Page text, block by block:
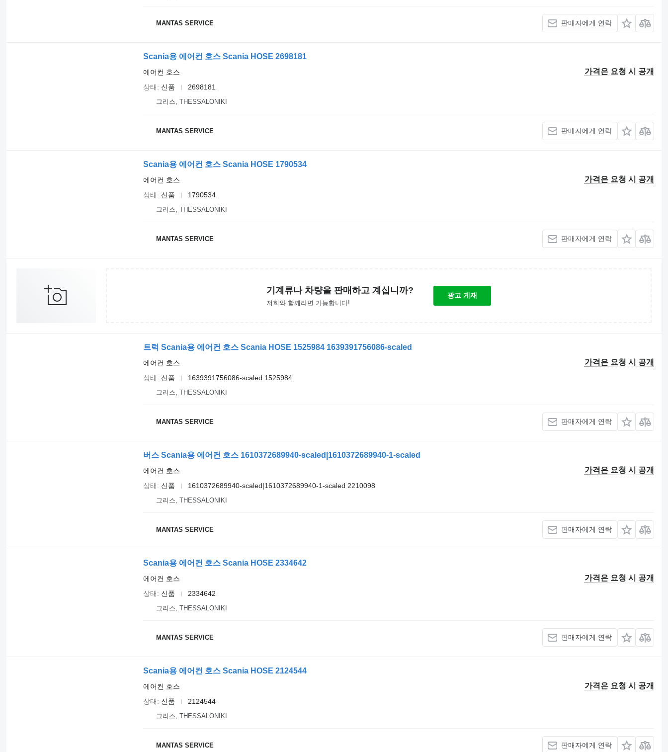
MANTAS SERVICE 판매자에게 연락
Scania용 에어컨 호스 Scania HOSE 2698181
가격은 요청 시 공개
에어컨 호스
상태
신품 2698181
그리스, THESSALONIKI
MANTAS SERVICE 판매자에게 연락
Scania용 에어컨 호스 Scania HOSE 1790534
가격은 요청 시 공개
에어컨 호스
상태
신품 1790534
그리스, THESSALONIKI
MANTAS SERVICE 판매자에게 연락
기계류나 차량을 판매하고 계십니까?
저희와 함께라면 가능합니다!
광고 게재
트럭 Scania용 에어컨 호스 Scania HOSE 1525984 1639391756086-scaled
가격은 요청 시 공개
에어컨 호스
상태
신품 1639391756086-scaled 1525984
그리스, THESSALONIKI
MANTAS SERVICE 판매자에게 연락
버스 Scania용 에어컨 호스 1610372689940-scaled|1610372689940-1-scaled
가격은 요청 시 공개
에어컨 호스
상태
신품 1610372689940-scaled|1610372689940-1-scaled 2210098
그리스, THESSALONIKI
MANTAS SERVICE 판매자에게 연락
Scania용 에어컨 호스 Scania HOSE 2334642
가격은 요청 시 공개
에어컨 호스
상태
신품 2334642
그리스, THESSALONIKI
MANTAS SERVICE 판매자에게 연락
Scania용 에어컨 호스 Scania HOSE 2124544
가격은 요청 시 공개
에어컨 호스
상태
신품 2124544
그리스, THESSALONIKI
MANTAS SERVICE 판매자에게 연락